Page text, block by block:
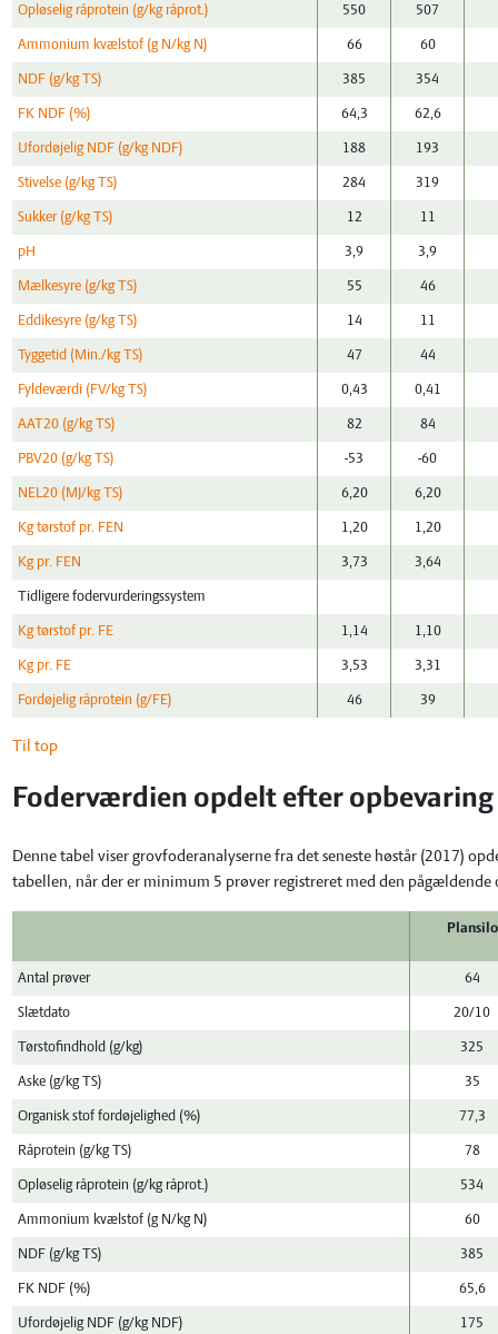
Opløselig råprotein (g/kg råprot.) 550 507
Ammonium kvælstof (g N/kg N) 66 60
NDF (g/kg TS) 385 354
FK NDF (%) 64,3 62,6
Ufordøjelig NDF (g/kg NDF) 188 193
Stivelse (g/kg TS) 284 319
Sukker (g/kg TS) 12 11
pH 3,9 3,9
Mælkesyre (g/kg TS) 55 46
Eddikesyre (g/kg TS) 14 11
Tyggetid (Min./kg TS) 47 44
Fyldeværdi (FV/kg TS) 0,43 0,41
AAT20 (g/kg TS) 82 84
PBV20 (g/kg TS) -53 -60
NEL20 (MJ/kg TS) 6,20 6,20
Kg tørstof pr. FEN 1,20 1,20
Kg pr. FEN 3,73 3,64
Tidligere fodervurderingssystem
Kg tørstof pr. FE 1,14 1,10
Kg pr. FE 3,53 3,31
Fordøjelig råprotein (g/FE) 46 39
Til top
Foderværdien opdelt efter opbevaring
Denne tabel viser grovfoderanalyserne fra det seneste høstår (2017)
tabellen, når der er minimum 5 prøver registreret med den pågældende
Plansilo
Antal prøver 64
Slætdato 20/10
Tørstofindhold (g/kg) 325
Aske (g/kg TS) 35
Organisk stof fordøjelighed (%) 77,3
Råprotein (g/kg TS) 78
Opløselig råprotein (g/kg råprot.) 534
Ammonium kvælstof (g N/kg N) 60
NDF (g/kg TS) 385
FK NDF (%) 65,6
Ufordøjelig NDF (g/kg NDF) 175